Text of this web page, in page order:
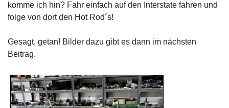
komme ich hin? Fahr einfach auf den Interstate fahren und
folge von dort den Hot Rod´s!
Gesagt, getan! Bilder dazu gibt es dann im nächsten
Beitrag.